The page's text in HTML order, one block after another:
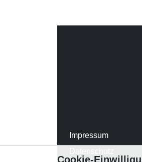
Impressum
Cookie-